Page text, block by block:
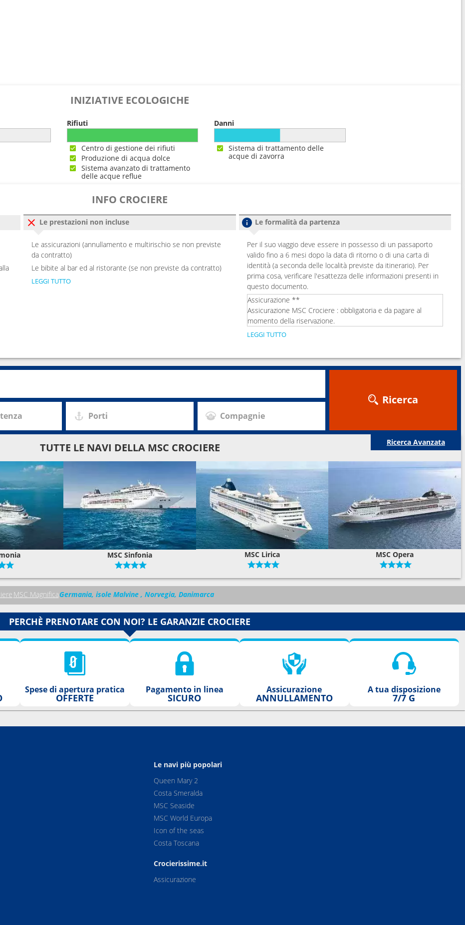
INIZIATIVE ECOLOGICHE
Rifiuti
Centro di gestione dei rifiuti
Produzione di acqua dolce
Sistema avanzato di trattamento
delle acque reflue
Danni
Sistema di trattamento delle
acque di zavorra
INFO CROCIERE
Le prestazioni non incluse
Le assicurazioni (annullamento e multirischio se non previste
da contratto)
Le bibite al bar ed al ristorante (se non previste da contratto)
LEGGI TUTTO
Le formalità da partenza
Per il suo viaggio deve essere in possesso di un passaporto
valido fino a 6 mesi dopo la data di ritorno o di una carta di
identità (a seconda delle località previste da itinerario). Per
prima cosa, verificare l'esattezza delle informazioni presenti in
questo documento.
Assicurazione **
Assicurazione MSC Crociere : obbligatoria e da pagare al
momento della riservazione.
LEGGI TUTTO
Porti Compagnie
Ricerca
Ricerca Avanzata
TUTTE LE NAVI DELLA MSC CROCIERE
MSC Sinfonia MSC Lirica MSC Opera
MSC MagnificaGermania, isole Malvine , Norvegia, Danimarca
PERCHÈ PRENOTARE CON NOI? LE GARANZIE CROCIERE
Spese di apertura pratica
OFFERTE
Pagamento in linea
SICURO
Assicurazione
ANNULLAMENTO
A tua disposizione
7/7 G
Le navi più popolari
Queen Mary 2
Costa Smeralda
MSC Seaside
MSC World Europa
Icon of the seas
Costa Toscana
Crocierissime.it
Assicurazione